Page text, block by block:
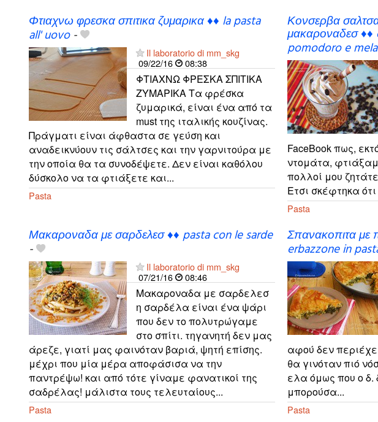
Φτιαχνω φρεσκα σπιτικα ζυμαρικα ♦♦ la pasta
all' uovo-
Il laboratorio di mm_skg
09/22/16
08:38
ΦΤΙΑΧΝΩ ΦΡΕΣΚΑ ΣΠΙΤΙΚΑ
ΖΥΜΑΡΙΚΑ Τα φρέσκα
ζυμαρικά, είναι ένα από τα
must της ιταλικής κουζίνας.
Πράγματι είναι άφθαστα σε γεύση και
αναδεικνύουν τις σάλτσες και την γαρνιτούρα με
την οποία θα τα συνοδέψετε. Δεν είναι καθόλου
δύσκολο να τα φτιάξετε και...
Pasta
Κονσερβα σαλτσα
μακαροναδεσ ♦♦
pomodoro e
FaceBook πως,
ντομάτα,
πολλοί μου
Ετσι σκέφτηκα
Pasta
Μακαροναδα με σαρδελεσ ♦♦ pasta con le sarde
-
Il laboratorio di mm_skg
07/21/16
08:46
Μακαροναδα με σαρδελεσ
η σαρδέλα είναι ένα ψάρι
που δεν το πολυτρώγαμε
στο σπίτι. τηγανητή δεν μας
άρεζε, γιατί μας φαινόταν βαριά, ψητή επίσης.
μέχρι που μία μέρα αποφάσισα να την
παντρέψω! και από τότε γίναμε φανατικοί της
σαδρέλας! μάλιστα τους τελευταίους...
Pasta
Σπανακοπιτα με
erbazzone in
αφού δεν
θα γινόταν πιό
ελα όμως που ο δ.
μπορούσα...
Pasta